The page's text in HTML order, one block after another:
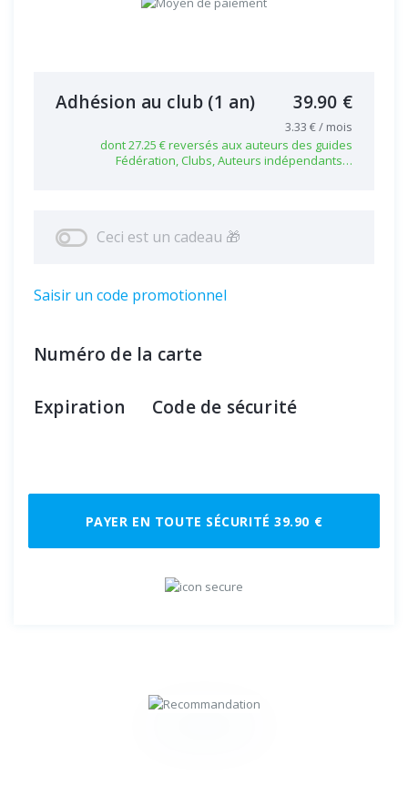
Adhésion au club (1 an) 39.90 €
3.33 € / mois
dont 27.25 € reversés aux auteurs des guides
Fédération, Clubs, Auteurs indépendants…
Ceci est un cadeau 🎁
Saisir un code promotionnel
Numéro de la carte
Expiration Code de sécurité
PAYER EN TOUTE SÉCURITÉ 39.90 €